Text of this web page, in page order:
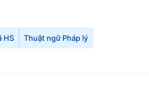
HS Thuật ngữ Pháp lý